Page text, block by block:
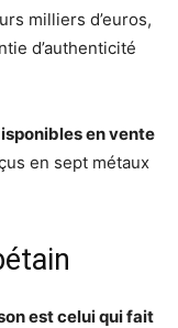
milliers d’euros,
d’authenticité
en vente
en sept métaux
est celui qui fait